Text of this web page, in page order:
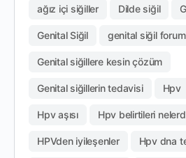
ağız içi siğiller Dilde siğil
Genital Siğil genital siğil forum
Genital siğillere kesin çözüm
Genital siğillerin tedavisi Hpv
Hpv aşısı Hpv belirtileri
HPVden iyileşenler Hpv dna